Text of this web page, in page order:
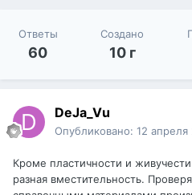
Ответы
60
Создано
10 г
DeJa_Vu
Опубликовано: 12 апреля
Кроме пластичности и
разная вместительность.